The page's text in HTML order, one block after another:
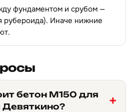
фундаментом и срубом —
рубероида). Иначе нижние
бетон М150 для